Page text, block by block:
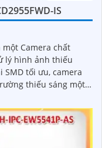
IS
một Camera chất
lý hình ảnh thiếu
thiếu sáng một